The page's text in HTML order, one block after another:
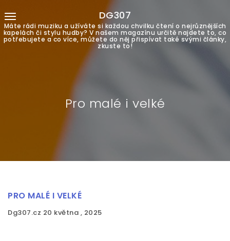
DG307
Máte rádi muziku a užíváte si každou chvilku čtení o nejrůznějších
kapelách či stylu hudby? V našem magazínu určitě najdete to, co
potřebujete a co více, můžete do něj přispívat také svými články,
zkuste to!
Pro malé i velké
PRO MALÉ I VELKÉ
Dg307.cz 20 května , 2025